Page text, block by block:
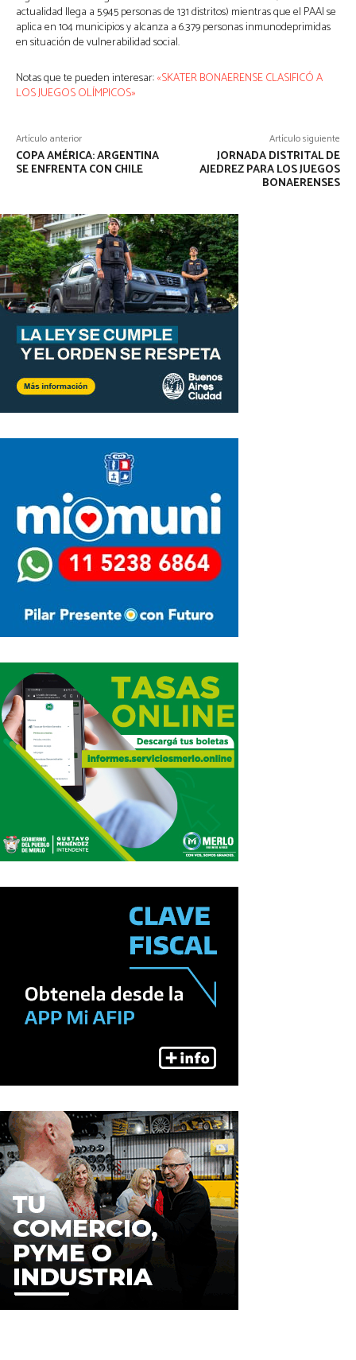
actualidad llega a 5.945 personas de 131 distritos) mientras que el PAAI se
aplica en 104 municipios y alcanza a 6.379 personas inmunodeprimidas
en situación de vulnerabilidad social.
Notas que te pueden interesar:«SKATER BONAERENSE CLASIFICÓ A
LOS JUEGOS OLÍMPICOS»
Artículo anterior
COPA AMÉRICA: ARGENTINA
SE ENFRENTA CON CHILE
Artículo siguiente
JORNADA DISTRITAL DE
AJEDREZ PARA LOS JUEGOS
BONAERENSES